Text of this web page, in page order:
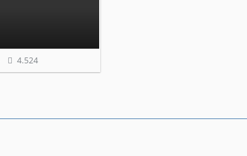
4.524